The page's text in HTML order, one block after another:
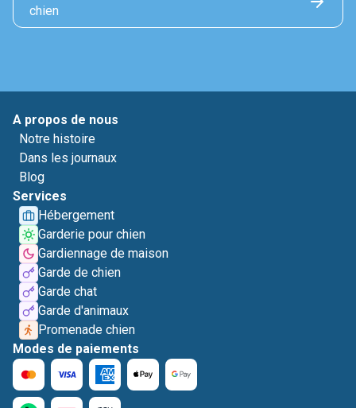
chien
A propos de nous
Notre histoire
Dans les journaux
Blog
Services
Hébergement
Garderie pour chien
Gardiennage de maison
Garde de chien
Garde chat
Garde d'animaux
Promenade chien
Modes de paiements